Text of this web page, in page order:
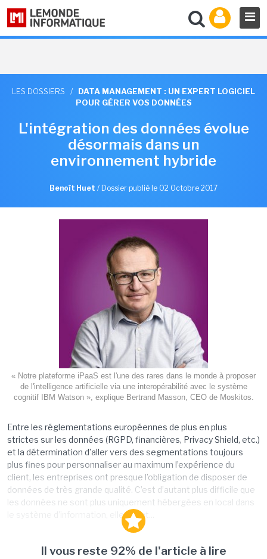
LES DOSSIERS /
DATA MANAGEMENT : UN EXPERT LOGICIEL
POUR GÉRER VOS DONNÉES
L'intégration des données évolue
désormais dans un
environnement hybride
Benoît Huet / Dossier publié le 02 Octobre 2017
« Notre plateforme iPaaS est l'une des rares dans le monde à proposer
de l'intelligence artificielle via une interopérabilité avec le système
cognitif IBM Watson », explique Bertrand Masson, CEO de Moskitos.
Entre les réglementations européennes de plus en plus
strictes sur les données (RGPD, financières, Privacy Shield, etc.)
et la détermination d’aller vers des segmentations toujours
plus fines pour personnaliser au maximum l’expérience du
client, les entreprises ont presque l’obligation de disposer de
données de très grande qualité. C’est d’autant plus difficile que
les données ne sont plus uniquement hébergées en local dans
le système d’information, elles sont...
Il vous reste 92% de l'article à lire